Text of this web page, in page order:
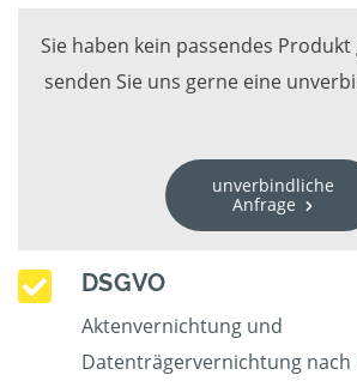
Sie haben kein passendes
senden Sie uns gerne eine
unverbindliche
Anfrage
DSGVO
Aktenvernichtung und
Datenträgervernichtung nach